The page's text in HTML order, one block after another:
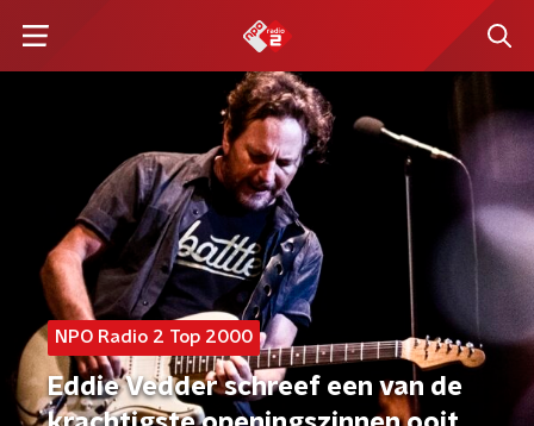
NPO Radio 2 Top 2000
Eddie Vedder schreef een van de